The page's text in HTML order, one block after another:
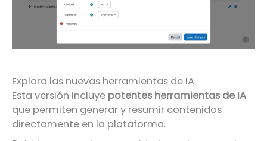
Explora las nuevas herramientas de IA
Esta versión incluye potentes herramientas de IA
que permiten generar y resumir contenidos
directamente en la plataforma.